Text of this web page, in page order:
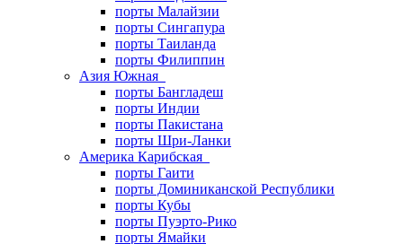
порты Малайзии
порты Сингапура
порты Таиланда
порты Филиппин
Азия Южная
порты Бангладеш
порты Индии
порты Пакистана
порты Шри-Ланки
Америка Карибская
порты Гаити
порты Доминиканской Республики
порты Кубы
порты Пуэрто-Рико
порты Ямайки